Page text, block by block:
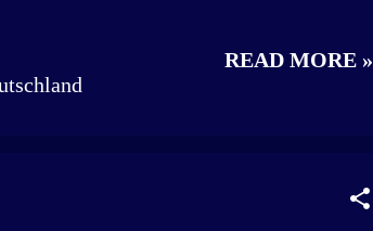
Erinnerungen meiner Kindheit
Der 43-Jährige aus
und Leidenschaft. Neben seinem
der Erinnerungen in Form von
werden können. Mit dem
READ MORE »